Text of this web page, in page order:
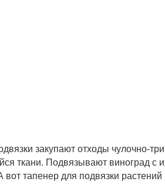
закупают отходы чулочно-
ткани. Подвязывают виноград
тапенер для подвязки